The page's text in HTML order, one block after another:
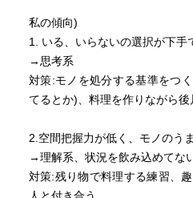
私の傾向)
1. いる、いらないの選択が下手
→思考系
対策:モノを処分する基準をつ
てるとか)、料理を作りながら後
2.空間把握力が低く、モノのう
→理解系、状況を飲み込めてな
対策:残り物で料理する練習、